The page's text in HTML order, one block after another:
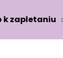
k zapletaniu